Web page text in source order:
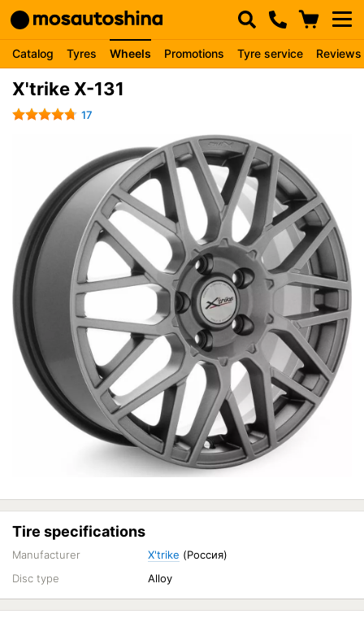
Catalog Tyres Wheels Promotions Tyre service Reviews
X'trike X-131
17
Tire specifications
Manufacturer X'trike (Россия)
Disc type
Alloy